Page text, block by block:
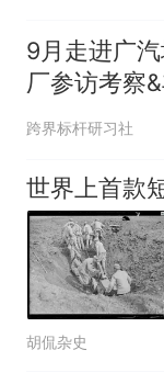
9月走进广
厂参访考察
厂参观游学
跨界标杆研习社
世界上首款
胡侃杂史